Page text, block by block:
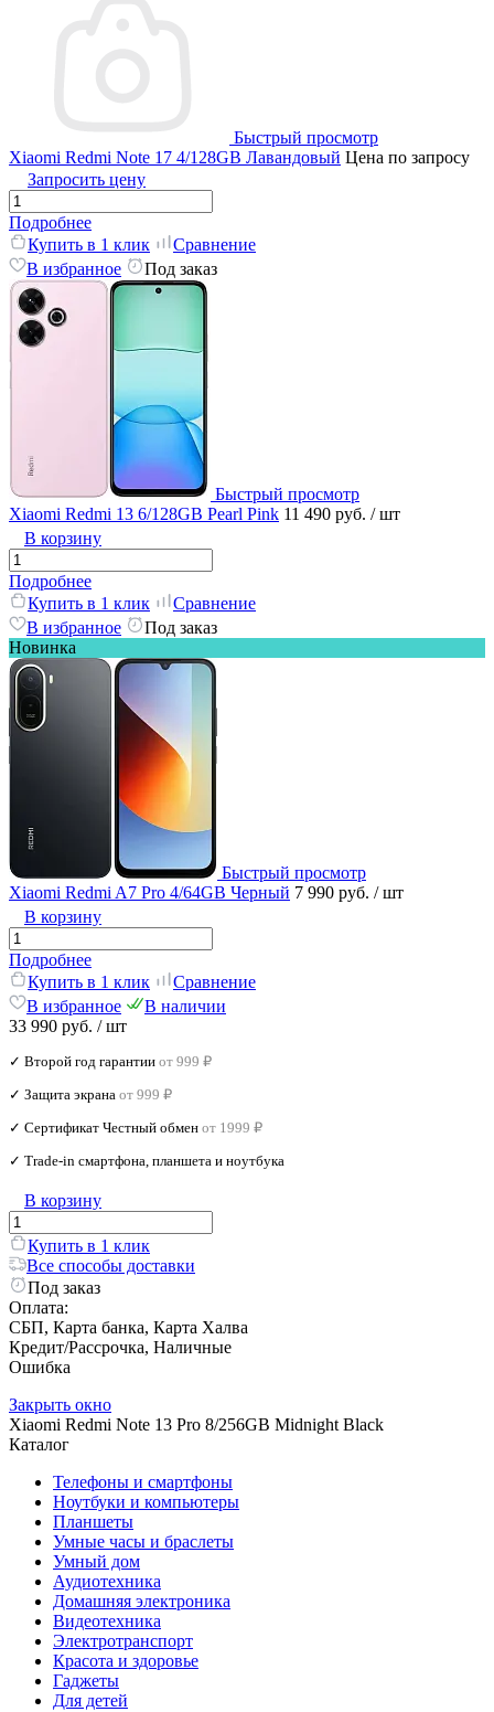
Быстрый просмотр
Xiaomi Redmi Note 17 4/128GB Лавандовый Цена по запросу
Запросить цену
Подробнее
Купить в 1 клик
Сравнение
В избранное
Под заказ
Быстрый просмотр
Xiaomi Redmi 13 6/128GB Pearl Pink 11 490 руб. / шт
В корзину
Подробнее
Купить в 1 клик
Сравнение
В избранное
Под заказ
Новинка
Быстрый просмотр
Xiaomi Redmi A7 Pro 4/64GB Черный 7 990 руб. / шт
В корзину
Подробнее
Купить в 1 клик
Сравнение
В избранное
В наличии
33 990 руб. / шт
✓ Второй год гарантии от 999 ₽
✓ Защита экрана от 999 ₽
✓ Сертификат Честный обмен от 1999 ₽
✓ Trade‑in смартфона, планшета и ноутбука
В корзину
Купить в 1 клик
Все способы доставки
Под заказ
Оплата:
СБП, Карта банка, Карта Халва
Кредит/Рассрочка, Наличные
Ошибка
Закрыть окно
Xiaomi Redmi Note 13 Pro 8/256GB Midnight Black
Каталог
Телефоны и смартфоны
Ноутбуки и компьютеры
Планшеты
Умные часы и браслеты
Умный дом
Аудиотехника
Домашняя электроника
Видеотехника
Электротранспорт
Красота и здоровье
Гаджеты
Для детей